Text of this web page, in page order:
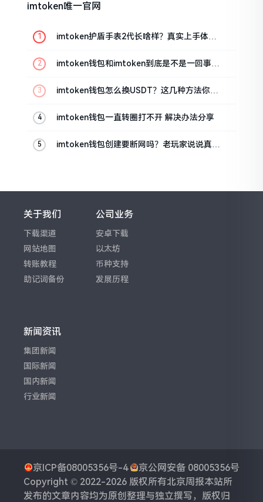
imtoken唯一官网
imtoken护盾手表2代长啥样？真实上手体验
imtoken钱包和imtoken到底是不是一回事？
imtoken钱包怎么换USDT？这几种方法你得
imtoken钱包一直转圈打不开 解决办法分享
imtoken钱包创建要断网吗？老玩家说说真实
关于我们
下载渠道
网站地图
转账教程
助记词备份
公司业务
安卓下载
以太坊
币种支持
发展历程
新闻资讯
集团新闻
国际新闻
国内新闻
行业新闻
京ICP备08005356号-4
京公网安备 08005356号
Copyright © 2022-2026 版权所有北京周报本站所
发布的文章内容均为原创整理与独立撰写，版权归